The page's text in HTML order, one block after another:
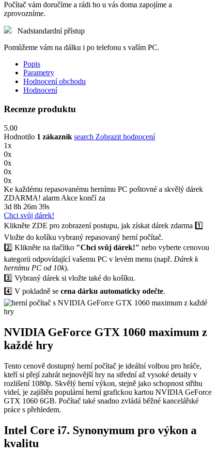
Počítač vám doručíme a rádi ho u vás doma zapojíme a
zprovozníme.
Nadstandardní přístup
Pomůžeme vám na dálku i po telefonu s vaším PC.
Popis
Parametry
Hodnocení obchodu
Hodnocení
Recenze produktu
5.00
Hodnotilo 1 zákazník search Zobrazit hodnocení
1x
0x
0x
0x
0x
Ke každému repasovanému hernímu PC poštovné a skvělý dárek
ZDARMA! alarm Akce končí za
3d 8h 26m 38s
Chci svůj dárek!
Klikněte ZDE pro zobrazení postupu, jak získat dárek zdarma 1️⃣
Vložte do košíku vybraný repasovaný herní počítač.
2️⃣ Klikněte na tlačítko "Chci svůj dárek!" nebo vyberte cenovou
kategorii odpovídající vašemu PC v levém menu (např. Dárek k
hernímu PC od 10k).
3️⃣ Vybraný dárek si vložte také do košíku.
4️⃣ V pokladně se cena dárku automaticky odečte.
NVIDIA GeForce GTX 1060 maximum z
každé hry
Tento cenově dostupný herní počítač je ideální volbou pro hráče,
kteří si přejí zahrát nejnovější hry na střední až vysoké detaily v
rozlišení 1080p. Skvělý herní výkon, stejně jako schopnost střihu
videí, je zajištěn populární herní grafickou kartou NVIDIA GeForce
GTX 1060 6GB. Počítač také snadno zvládá běžné kancelářské
práce s přehledem.
Intel Core i7. Synonymum pro výkon a
kvalitu